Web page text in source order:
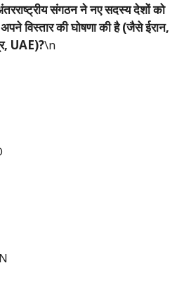
संगठन ने नए सदस्य देशों को
विस्तार की घोषणा की है (जैसे ईरान,
UAE)?\n